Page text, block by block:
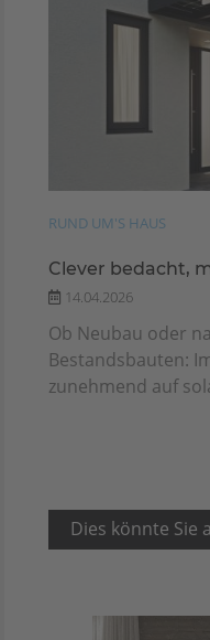
RUND UM'S HAUS
Clever bedacht,
14.04.2026
Ob Neubau oder
Bestandsbauten:
zunehmend auf
Dies könnte Sie